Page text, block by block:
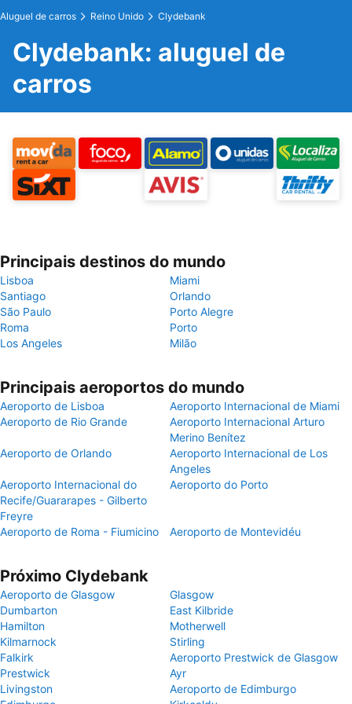
Aluguel de carros Reino Unido Clydebank
Clydebank: aluguel de
carros
Principais destinos do mundo
Lisboa
Miami
Santiago
Orlando
São Paulo
Porto Alegre
Roma
Porto
Los Angeles
Milão
Principais aeroportos do mundo
Aeroporto de Lisboa
Aeroporto Internacional de Miami
Aeroporto de Rio Grande
Aeroporto Internacional Arturo
Merino Benítez
Aeroporto de Orlando
Aeroporto Internacional de Los
Angeles
Aeroporto Internacional do
Recife/Guararapes - Gilberto
Freyre
Aeroporto do Porto
Aeroporto de Roma - Fiumicino Aeroporto de Montevidéu
Próximo Clydebank
Aeroporto de Glasgow
Glasgow
Dumbarton
East Kilbride
Hamilton
Motherwell
Kilmarnock
Stirling
Falkirk
Aeroporto Prestwick de Glasgow
Prestwick
Ayr
Livingston
Aeroporto de Edimburgo